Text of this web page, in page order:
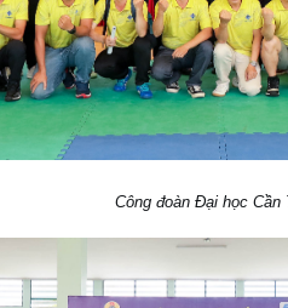
Công đoàn Đại học Cần